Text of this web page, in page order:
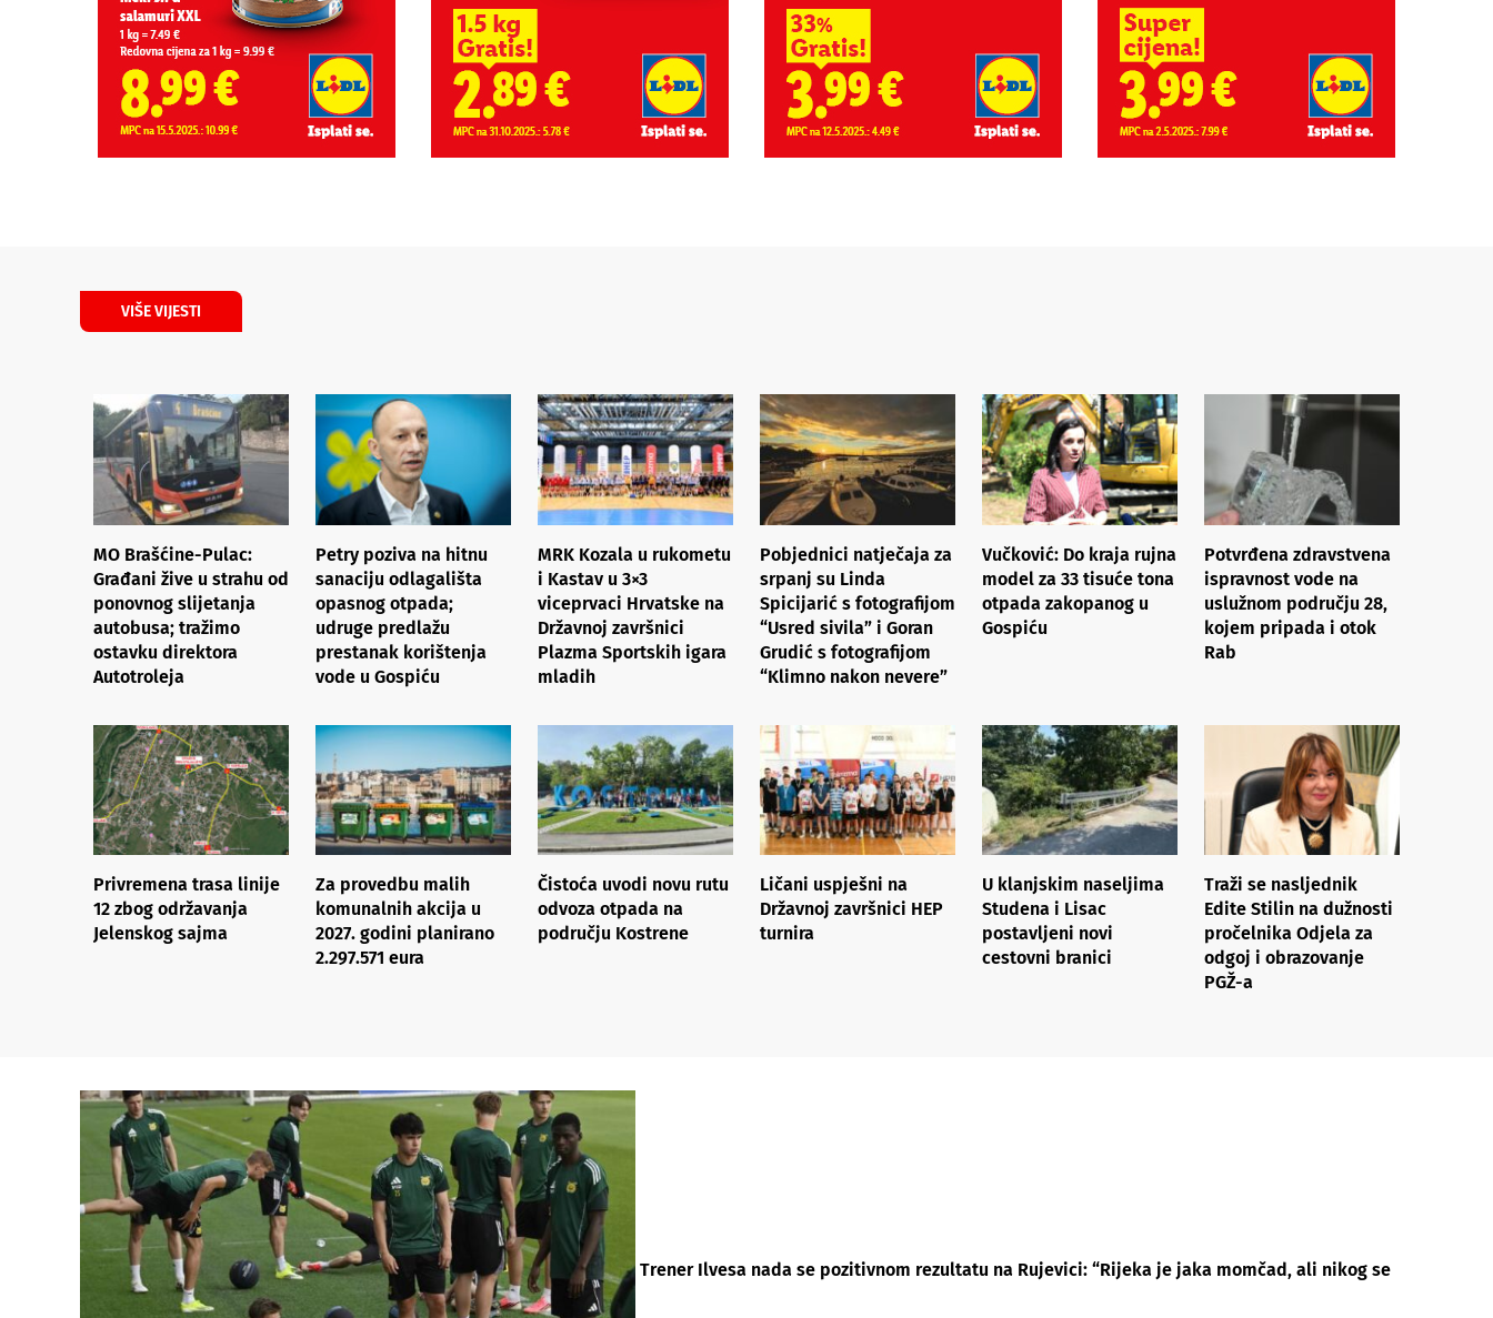
VIŠE VIJESTI
MO Brašćine-Pulac:
Građani žive u strahu od
ponovnog slijetanja
autobusa; tražimo
ostavku direktora
Autotroleja
Petry poziva na hitnu
sanaciju odlagališta
opasnog otpada;
udruge predlažu
prestanak korištenja
vode u Gospiću
MRK Kozala u rukometu
i Kastav u 3×3
viceprvaci Hrvatske na
Državnoj završnici
Plazma Sportskih igara
mladih
Pobjednici natječaja za
srpanj su Linda
Spicijarić s fotografijom
“Usred sivila” i Goran
Grudić s fotografijom
“Klimno nakon nevere”
Vučković: Do kraja rujna
model za 33 tisuće tona
otpada zakopanog u
Gospiću
Potvrđena zdravstvena
ispravnost vode na
uslužnom području 28,
kojem pripada i otok
Rab
Privremena trasa linije
12 zbog održavanja
Jelenskog sajma
Za provedbu malih
komunalnih akcija u
2027. godini planirano
2.297.571 eura
Čistoća uvodi novu rutu
odvoza otpada na
području Kostrene
Ličani uspješni na
Državnoj završnici HEP
turnira
U klanjskim naseljima
Studena i Lisac
postavljeni novi
cestovni branici
Traži se nasljednik
Edite Stilin na dužnosti
pročelnika Odjela za
odgoj i obrazovanje
PGŽ-a
Trener Ilvesa nada se pozitivnom rezultatu na Rujevici: “Rijeka je jaka momčad, ali nikog se